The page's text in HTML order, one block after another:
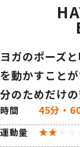
ヨガのポーズ
を動かすこと
分のためだけ
時間 45分・
運動量